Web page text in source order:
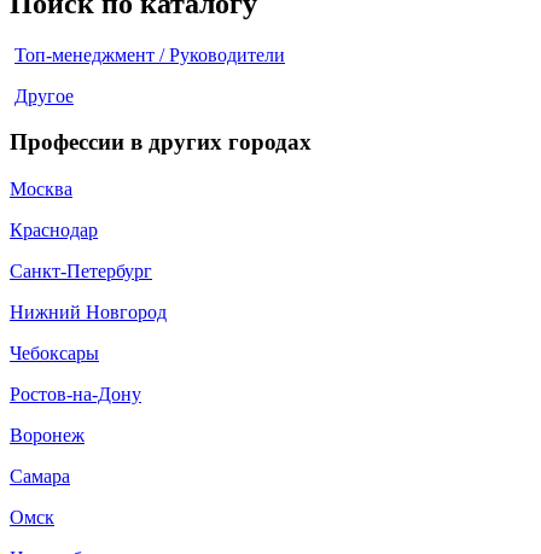
Топ-менеджмент / Руководители
Другое
Профессии в других городах
Москва
Краснодар
Санкт-Петербург
Нижний Новгород
Чебоксары
Ростов-на-Дону
Воронеж
Самара
Омск